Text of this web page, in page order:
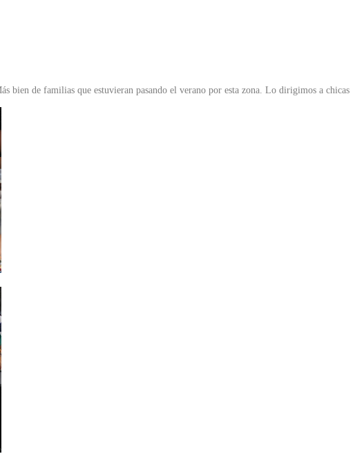
bien de familias que estuvieran pasando el verano por esta zona. Lo dirigimos a chicas